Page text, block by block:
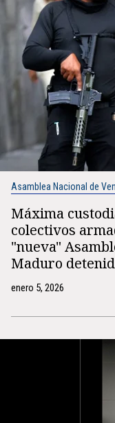
Asamblea Nacional de
Máxima
colectivos
"nueva"
Maduro
enero 5, 2026